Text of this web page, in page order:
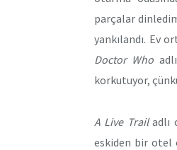
parçalar
yankılandı. Ev
Doctor Who
korkutuyor,
A Live Trailadlı
eskiden bir otel